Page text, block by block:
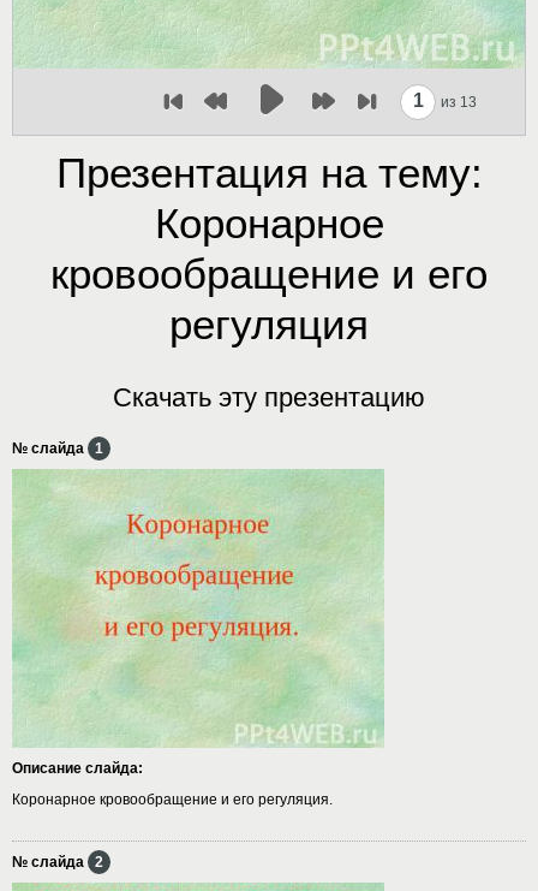
1 из 13
Презентация на тему:
Коронарное
кровообращение и его
регуляция
Скачать эту презентацию
№ слайда 1
Описание слайда:
Коронарное кровообращение и его регуляция.
№ слайда 2